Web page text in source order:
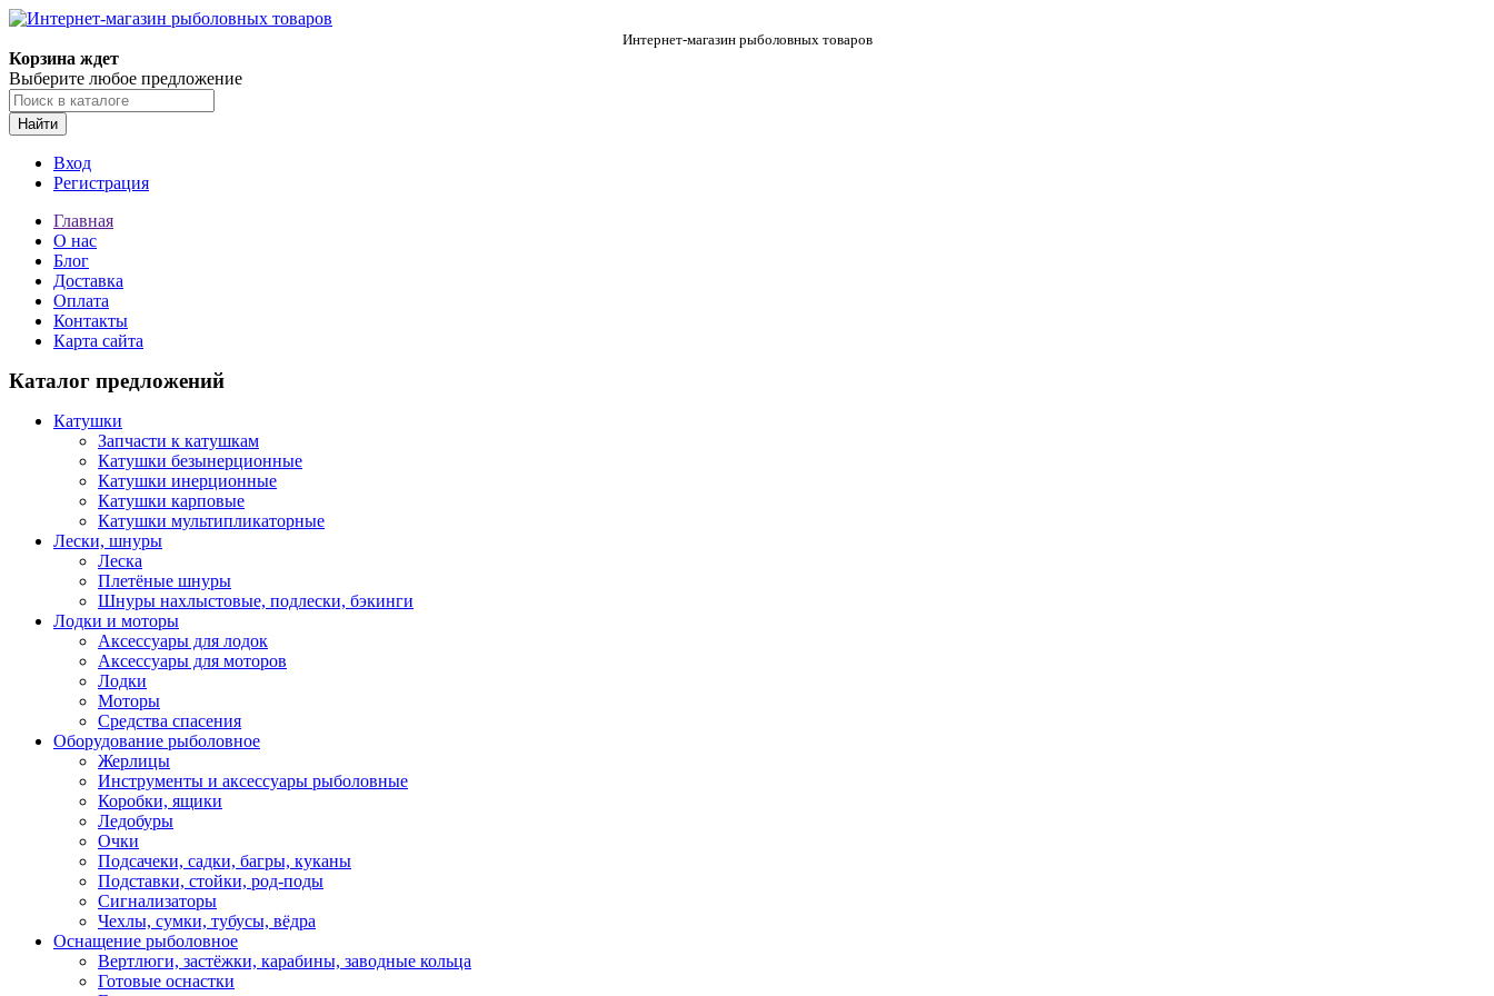
Интернет-магазин рыболовных товаров
Корзина ждет
Выберите любое предложение
Найти
Вход
Регистрация
Главная
О нас
Блог
Доставка
Оплата
Контакты
Карта сайта
Каталог предложений
Катушки
Запчасти к катушкам
Катушки безынерционные
Катушки инерционные
Катушки карповые
Катушки мультипликаторные
Лески, шнуры
Леска
Плетёные шнуры
Шнуры нахлыстовые, подлески, бэкинги
Лодки и моторы
Аксессуары для лодок
Аксессуары для моторов
Лодки
Моторы
Средства спасения
Оборудование рыболовное
Жерлицы
Инструменты и аксессуары рыболовные
Коробки, ящики
Ледобуры
Очки
Подсачеки, садки, багры, куканы
Подставки, стойки, род-поды
Сигнализаторы
Чехлы, сумки, тубусы, вёдра
Оснащение рыболовное
Вертлюги, застёжки, карабины, заводные кольца
Готовые оснастки